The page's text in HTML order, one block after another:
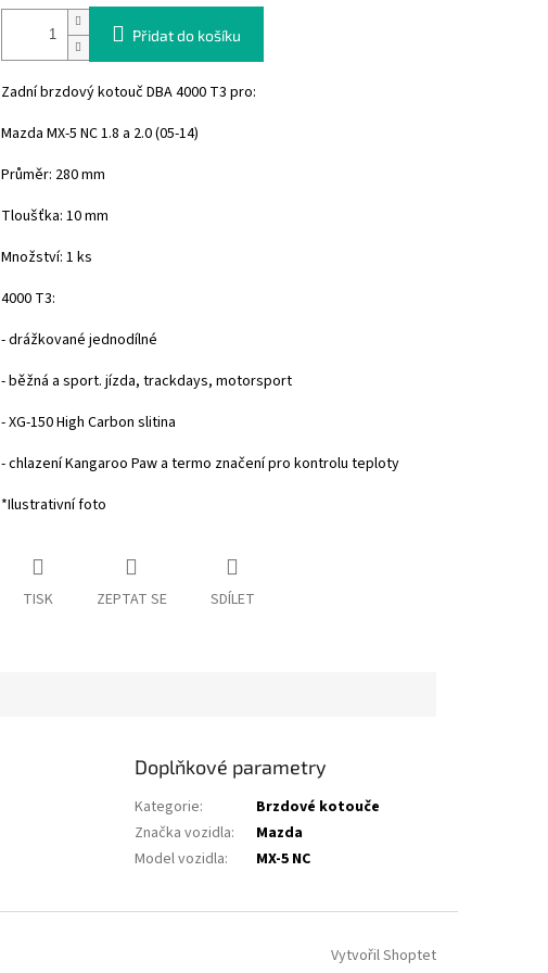
Přidat do košíku
Zadní brzdový kotouč DBA 4000 T3 pro:
Mazda MX-5 NC 1.8 a 2.0 (05-14)
Průměr: 280 mm
Tloušťka: 10 mm
Množství: 1 ks
4000 T3:
- drážkované jednodílné
- běžná a sport. jízda, trackdays, motorsport
- XG-150 High Carbon slitina
- chlazení Kangaroo Paw a termo značení pro kontrolu teploty
*Ilustrativní foto
TISK ZEPTAT SE SDÍLET
Doplňkové parametry
Kategorie:
Brzdové kotouče
Značka vozidla:
Mazda
Model vozidla: MX-5 NC
Vytvořil Shoptet